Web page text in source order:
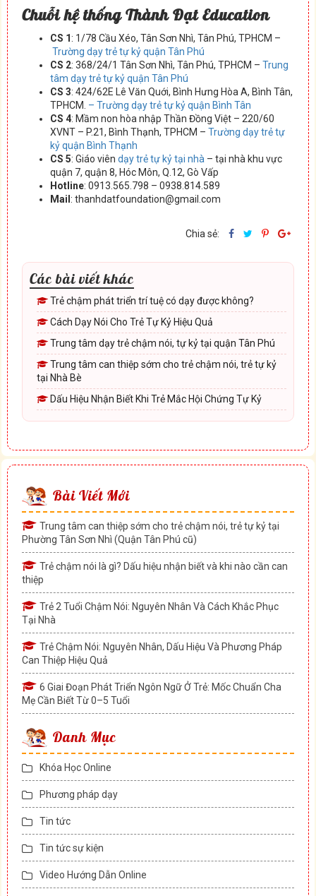
Bài Viết Mới
Trung tâm can thiệp sớm cho trẻ chậm nói, trẻ tự kỷ tại
Phường Tân Sơn Nhì (Quận Tân Phú cũ)
Trẻ chậm nói là gì? Dấu hiệu nhận biết và khi nào cần can
thiệp
Trẻ 2 Tuổi Chậm Nói: Nguyên Nhân Và Cách Khắc Phục
Tại Nhà
Trẻ Chậm Nói: Nguyên Nhân, Dấu Hiệu Và Phương Pháp
Can Thiệp Hiệu Quả
6 Giai Đoạn Phát Triển Ngôn Ngữ Ở Trẻ: Mốc Chuẩn Cha
Mẹ Cần Biết Từ 0–5 Tuổi
Danh Mục
Khóa Học Online
Phương pháp dạy
Tin tức
Tin tức sự kiện
Video Hướng Dẫn Online
Chuỗi hệ thống Thành Đạt Education
CS 1 : 1/78 Cầu Xéo, Tân Sơn Nhì, Tân Phú, TPHCM –
Trường dạy trẻ tự kỷ quận Tân Phú
CS 2: 368/24/1 Tân Sơn Nhì, Tân Phú, TPHCM – Trung
tâm dạy trẻ tự kỷ quận Tân Phú
CS 3: 424/62E Lê Văn Quới, Bình Hưng Hòa A, Bình Tân,
TPHCM. – Trường dạy trẻ tự kỷ quận Bình Tân
CS 4: Mầm non hòa nhập Thần Đồng Việt – 220/60
XVNT – P.21, Bình Thạnh, TPHCM – Trường dạy trẻ tự
kỷ quận Bình Thạnh
CS 5: Giáo viên dạy trẻ tự kỷ tại nhà – tại nhà khu vực
quận 7, quận 8, Hóc Môn, Q.12, Gò Vấp
Hotline: 0913.565.798 – 0938.814.589
Mail : thanhdatfoundation@gmail.com
Chia sẻ:
Các bài viết khác
Trẻ chậm phát triển trí tuệ có dạy được không?
Cách Dạy Nói Cho Trẻ Tự Kỷ Hiệu Quả
Trung tâm dạy trẻ chậm nói, tự kỷ tại quận Tân Phú
Trung tâm can thiệp sớm cho trẻ chậm nói, trẻ tự kỷ
tại Nhà Bè
Dấu Hiệu Nhận Biết Khi Trẻ Mắc Hội Chứng Tự Kỷ